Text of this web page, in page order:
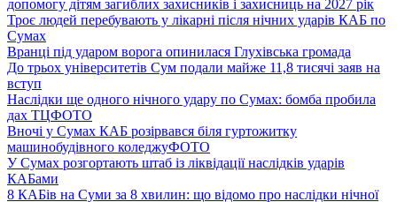
допомогу дітям загиблих захисників і захисниць на 2027 рік
Троє людей перебувають у лікарні після нічних ударів КАБ по
Сумах
Вранці під ударом ворога опинилася Глухівська громада
До трьох університетів Сум подали майже 11,8 тисячі заяв на
вступ
Наслідки ще одного нічного удару по Сумах: бомба пробила
дах ТЦФОТО
Вночі у Сумах КАБ розірвався біля гуртожитку
машинобудівного коледжуФОТО
У Сумах розгортають штаб із ліквідації наслідків ударів
КАБами
8 КАБів на Суми за 8 хвилин: що відомо про наслідки нічної